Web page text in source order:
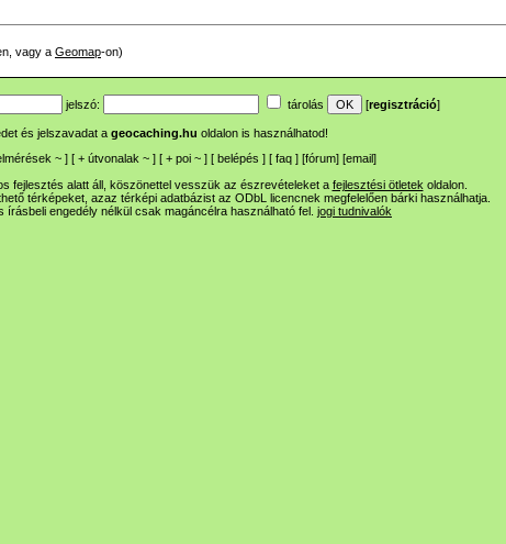
vagy a Geomap-on)
jelszó: tárolás [regisztráció]
és jelszavadat a geocaching.hu oldalon is használhatod!
~ ] [ + útvonalak ~ ] [ + poi ~ ] [ belépés ] [ faq ] [fórum] [email]
fejlesztés alatt áll, köszönettel vesszük az észrevételeket a fejlesztési ötletek oldalon.
térképeket, azaz térképi adatbázist az ODbL licencnek megfelelően bárki használhatja.
írásbeli engedély nélkül csak magáncélra használható fel. jogi tudnivalók